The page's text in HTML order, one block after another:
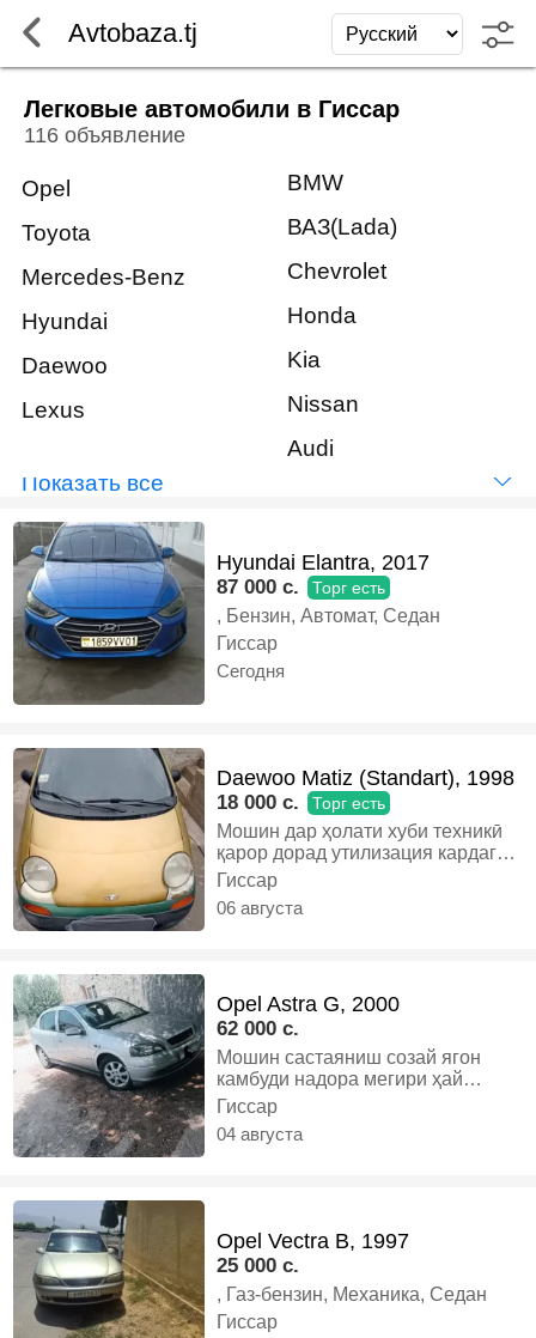
Avtobaza.tj
Легковые автомобили в Гиссар
116 объявление
Opel
Toyota
Mercedes-Benz
Hyundai
Daewoo
Lexus
BMW
ВАЗ(Lada)
Chevrolet
Honda
Kia
Nissan
Audi
Показать всё
Hyundai Elantra, 2017
87 000 c. Торг есть
, Бензин, Автомат, Седан
Гиссар
Сегодня
Daewoo Matiz (Standart), 1998
18 000 c. Торг есть
Мошин дар ҳолати хуби техникӣ
қарор дорад утилизация кардаги
хама хучатои Солона 💯 фоиз то
соли 2027 фавран фурухта
мешавад . Муомила камтар
Гиссар
06 августа
Opel Astra G, 2000
62 000 c.
Мошин састаяниш созай ягон
камбуди надора мегири ҳай
мекуни факат варианти
алиширам мебинем, Газ-бензин,
Автомат, Хэтчбек
Гиссар
04 августа
Opel Vectra B, 1997
25 000 c.
, Газ-бензин, Механика, Седан
Гиссар